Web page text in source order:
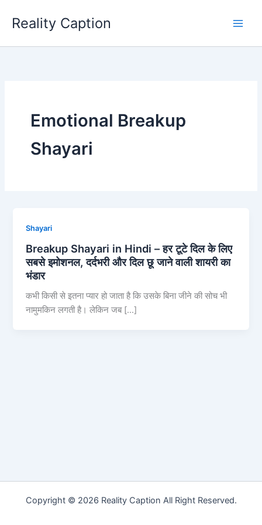
Reality Caption
Emotional Breakup
Shayari
Shayari
Breakup Shayari in Hindi – हर टूटे दिल के लिए
सबसे इमोशनल, दर्दभरी और दिल छू जाने वाली शायरी का
भंडार
कभी किसी से इतना प्यार हो जाता है कि उसके बिना जीने की सोच भी
नामुमकिन लगती है। लेकिन जब […]
Copyright © 2026 Reality Caption All Right Reserved.